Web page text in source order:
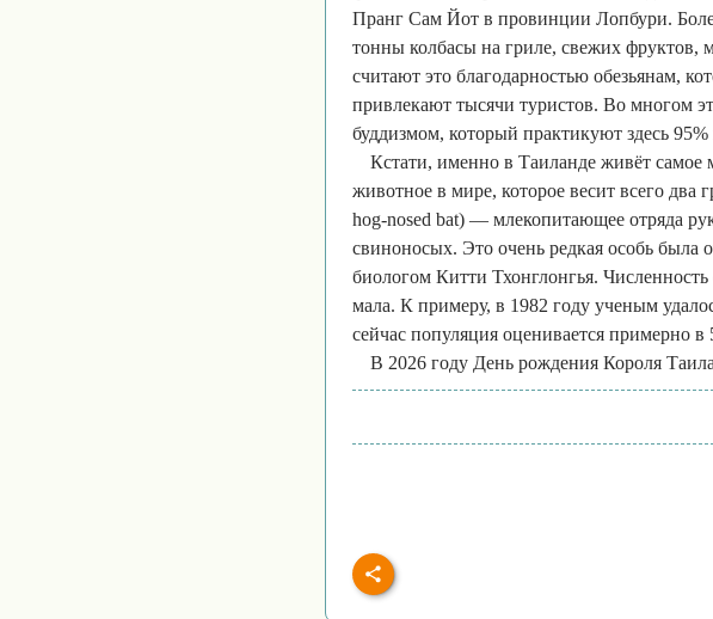
Пранг Сам Йот в провинции Лопбури.
тонны колбасы на гриле, свежих
считают это благодарностью обезьянам,
привлекают тысячи туристов. Во многом
буддизмом, который практикуют здесь 95%
Кстати, именно в Таиланде живёт самое
животное в мире, которое весит всего
hog-nosed bat) — млекопитающее отряда
свиноносых. Это очень редкая особь была
биологом Китти Тхонглонгья.
мала. К примеру, в 1982 году ученым
сейчас популяция оценивается примерно в
В 2026 году День рождения Короля